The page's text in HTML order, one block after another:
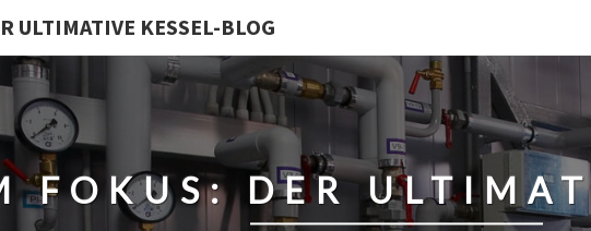
ULTIMATIVE KESSEL-BLOG
FOKUS: DER